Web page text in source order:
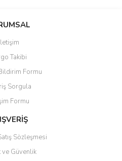
siz yapın!
açıklamalarında ve diğer
öneri formunu kullanarak
görüntülenemiyor.
bulunuyor.
pahalı.
olmalı.
Takibi
Formu
Sorgula
Formu
Sözleşmesi
ve Güvenlik